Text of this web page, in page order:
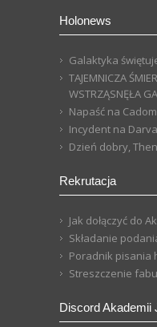
Holonews
Galaktyka
TAJEMNICZA
WSTRZĄSNĘŁA
Napaść na
Incydent na
Dzień dobry,
Rekrutacja
Jak dołączyć do
Składanie
Poradnik pisania
Streszczenie
Discord Akademii